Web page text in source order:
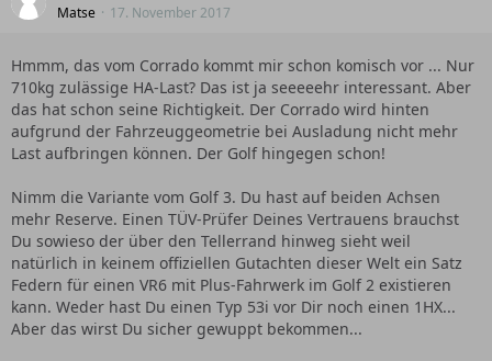
Matse 17. November 2017
Hmmm, das vom Corrado kommt mir schon komisch vor ... Nur
710kg zulässige HA-Last? Das ist ja seeeeehr interessant. Aber
das hat schon seine Richtigkeit. Der Corrado wird hinten
aufgrund der Fahrzeuggeometrie bei Ausladung nicht mehr
Last aufbringen können. Der Golf hingegen schon!
Nimm die Variante vom Golf 3. Du hast auf beiden Achsen
mehr Reserve. Einen TÜV-Prüfer Deines Vertrauens brauchst
Du sowieso der über den Tellerrand hinweg sieht weil
natürlich in keinem offiziellen Gutachten dieser Welt ein Satz
Federn für einen VR6 mit Plus-Fahrwerk im Golf 2 existieren
kann. Weder hast Du einen Typ 53i vor Dir noch einen 1HX...
Aber das wirst Du sicher gewuppt bekommen...